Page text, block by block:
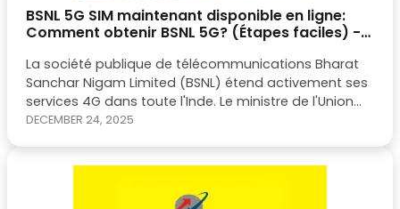
BSNL 5G SIM maintenant disponible en ligne:
Comment obtenir BSNL 5G? (Étapes faciles) -
Mobile & Startups
La société publique de télécommunications Bharat
Sanchar Nigam Limited (BSNL) étend activement ses
services 4G dans toute l'Inde. Le ministre de l'Union
Jyotiraditya Scindia a récemment confirmé que
DECEMBER 24, 2025